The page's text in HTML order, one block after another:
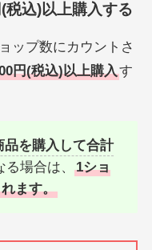
込)以上購入する
ップ数にカウントさ
円(税込)以上購入す
品を購入して合計
る場合は、1ショ
ます。